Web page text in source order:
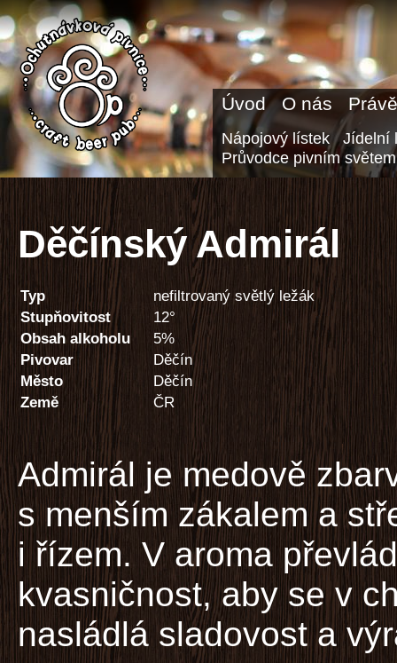
Úvod O nás
Nápojový lístek
Jídelní
Průvodce pivním světem
Děčínský Admirál
Typ
nefiltrovaný světlý ležák
Stupňovitost
12°
Obsah alkoholu
5%
Pivovar
Děčín
Město
Děčín
Země
ČR
Admirál je medově
s menším zákalem a
i řízem. V aroma
kvasničnost, aby se v
nasládlá sladovost a